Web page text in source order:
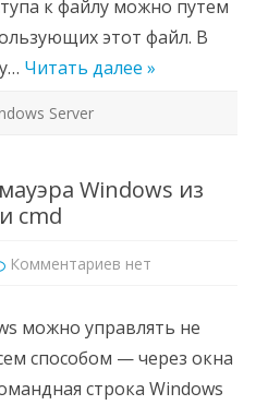
к файлу можно путем
этот файл. В
Читать далее »
Server
Windows из
cmd
Комментариев к
Windows
из
командной
строки
cmd
нет
можно управлять не
способом — через окна
строка Windows